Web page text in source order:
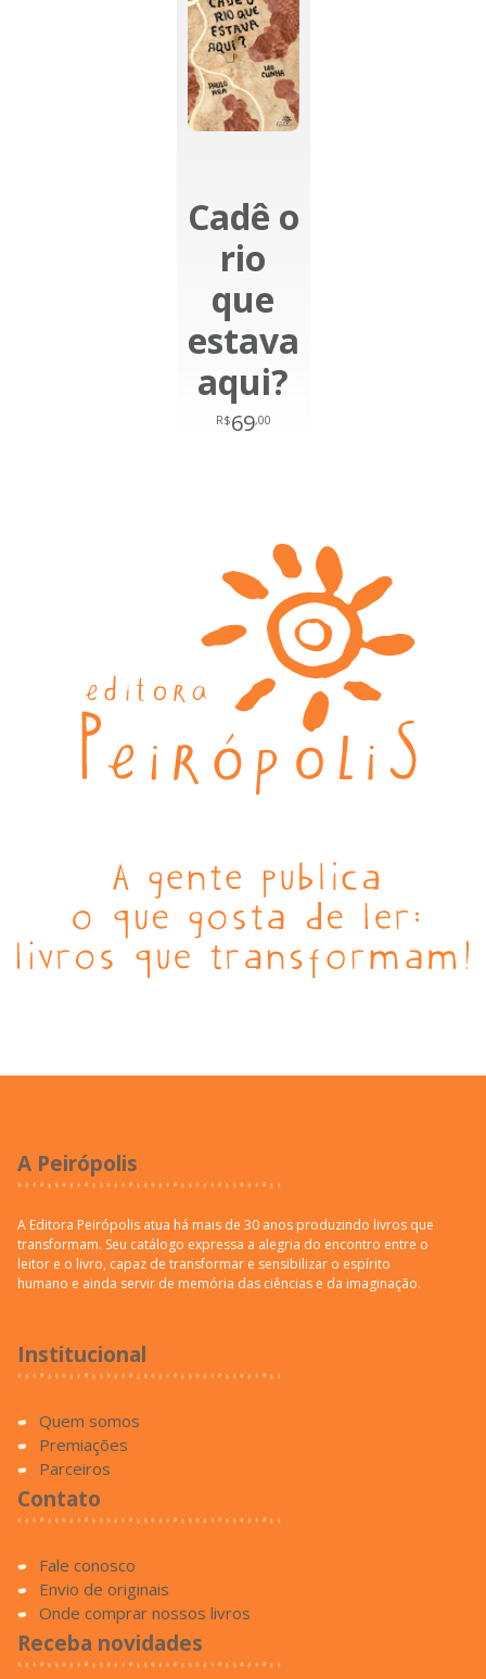
Cadê o
rio
que
estava
aqui?
R$69,00
A Peirópolis
A Editora Peirópolis atua há mais de 30 anos produzindo livros que
transformam. Seu catálogo expressa a alegria do encontro entre o
leitor e o livro, capaz de transformar e sensibilizar o espírito
humano e ainda servir de memória das ciências e da imaginação.
Institucional
Quem somos
Premiações
Parceiros
Contato
Fale conosco
Envio de originais
Onde comprar nossos livros
Receba novidades